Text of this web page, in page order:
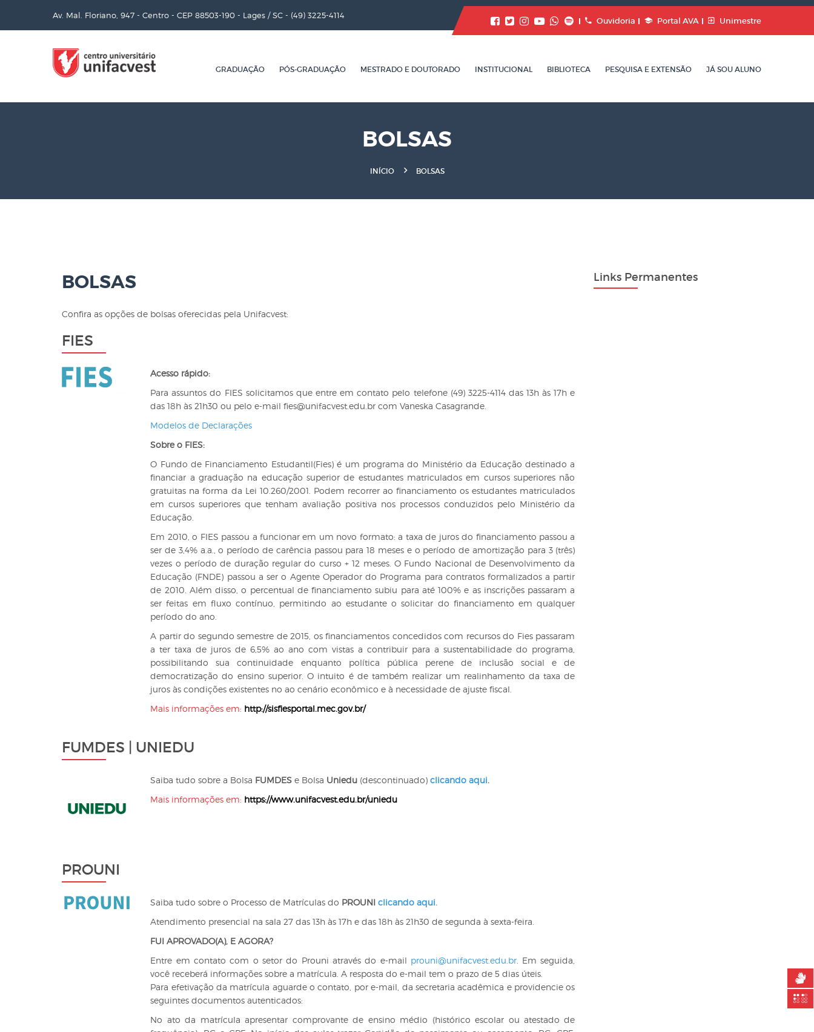
Av. Mal. Floriano, 947 - Centro - CEP 88503-190 - Lages / SC - (49) 3225-4114
Ouvidoria Portal AVA Unimestre
GRADUAÇÃO PÓS-GRADUAÇÃO MESTRADO E DOUTORADO INSTITUCIONAL BIBLIOTECA PESQUISA E EXTENSÃO JÁ SOU ALUNO
BOLSAS
INÍCIO BOLSAS
BOLSAS
Confira as opções de bolsas oferecidas pela Unifacvest:
FIES
Acesso rápido:
Para assuntos do FIES solicitamos que entre em contato pelo telefone (49) 3225-4114 das 13h às 17h e
das 18h às 21h30 ou pelo e-mail fies@unifacvest.edu.br com Vaneska Casagrande.
Modelos de Declarações
Sobre o FIES:
O Fundo de Financiamento Estudantil(Fies) é um programa do Ministério da Educação destinado a
financiar a graduação na educação superior de estudantes matriculados em cursos superiores não
gratuitas na forma da Lei 10.260/2001. Podem recorrer ao financiamento os estudantes matriculados
em cursos superiores que tenham avaliação positiva nos processos conduzidos pelo Ministério da
Educação.
Em 2010, o FIES passou a funcionar em um novo formato: a taxa de juros do financiamento passou a
ser de 3,4% a.a., o período de carência passou para 18 meses e o período de amortização para 3 (três)
vezes o período de duração regular do curso + 12 meses. O Fundo Nacional de Desenvolvimento da
Educação (FNDE) passou a ser o Agente Operador do Programa para contratos formalizados a partir
de 2010. Além disso, o percentual de financiamento subiu para até 100% e as inscrições passaram a
ser feitas em fluxo contínuo, permitindo ao estudante o solicitar do financiamento em qualquer
período do ano.
A partir do segundo semestre de 2015, os financiamentos concedidos com recursos do Fies passaram
a ter taxa de juros de 6,5% ao ano com vistas a contribuir para a sustentabilidade do programa,
possibilitando sua continuidade enquanto política pública perene de inclusão social e de
democratização do ensino superior. O intuito é de também realizar um realinhamento da taxa de
juros às condições existentes no ao cenário econômico e à necessidade de ajuste fiscal.
Mais informações em: http://sisfiesportal.mec.gov.br/
FUMDES | UNIEDU
Saiba tudo sobre a Bolsa FUMDES e Bolsa Uniedu (descontinuado)clicando aqui.
Mais informações em: https://www.unifacvest.edu.br/uniedu
PROUNI
Saiba tudo sobre o Processo de Matrículas do PROUNI clicando aqui.
Atendimento presencial na sala 27 das 13h às 17h e das 18h às 21h30 de segunda à sexta-feira.
FUI APROVADO(A), E AGORA?
Entre em contato com o setor do Prouni através do e-mail prouni@unifacvest.edu.br. Em seguida,
você receberá informações sobre a matrícula. A resposta do e-mail tem o prazo de 5 dias úteis.
Para efetivação da matrícula aguarde o contato, por e-mail, da secretaria acadêmica e providencie os
seguintes documentos autenticados:
No ato da matrícula apresentar comprovante de ensino médio (histórico escolar ou atestado de
Links Permanentes